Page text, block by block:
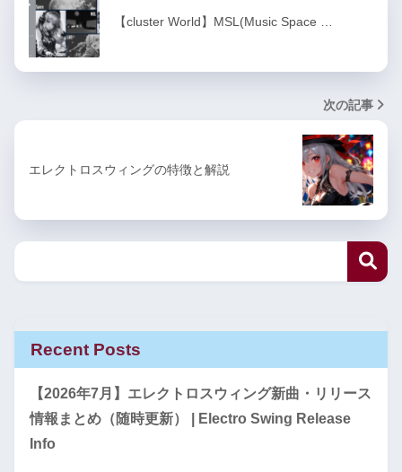
【cluster World】MSL(Music Space …
次の記事
エレクトロスウィングの特徴と解説
Recent Posts
【2026年7月】エレクトロスウィング新曲・リリース
情報まとめ（随時更新） | Electro Swing Release
Info